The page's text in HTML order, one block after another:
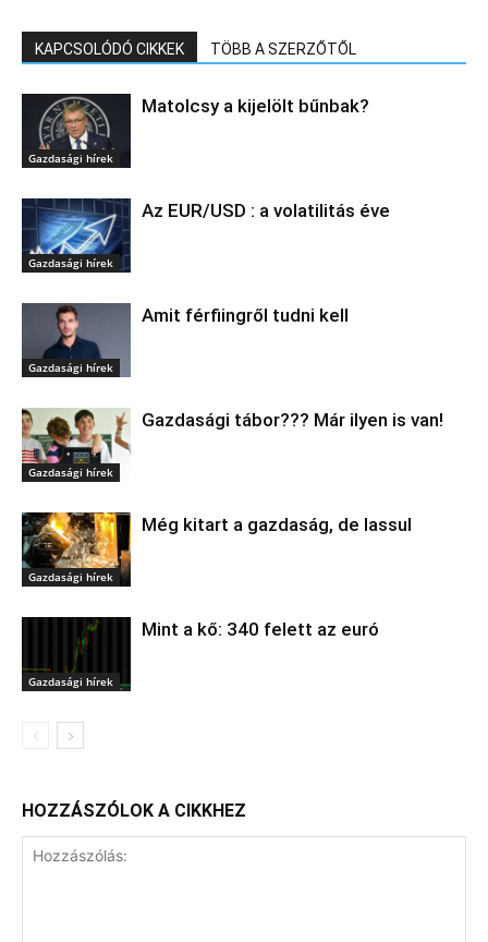
KAPCSOLÓDÓ CIKKEK TÖBB A SZERZŐTŐL
Gazdasági hírek
Matolcsy a kijelölt bűnbak?
Gazdasági hírek
Az EUR/USD : a volatilitás éve
Gazdasági hírek
Amit férfiingről tudni kell
Gazdasági hírek
Gazdasági tábor??? Már ilyen is van!
Gazdasági hírek
Még kitart a gazdaság, de lassul
Gazdasági hírek
Mint a kő: 340 felett az euró
HOZZÁSZÓLOK A CIKKHEZ